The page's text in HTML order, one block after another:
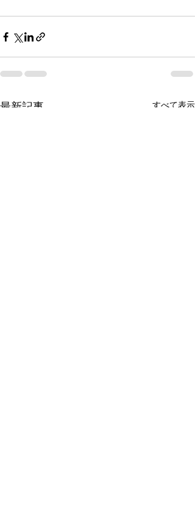
最新記事 すべて表示